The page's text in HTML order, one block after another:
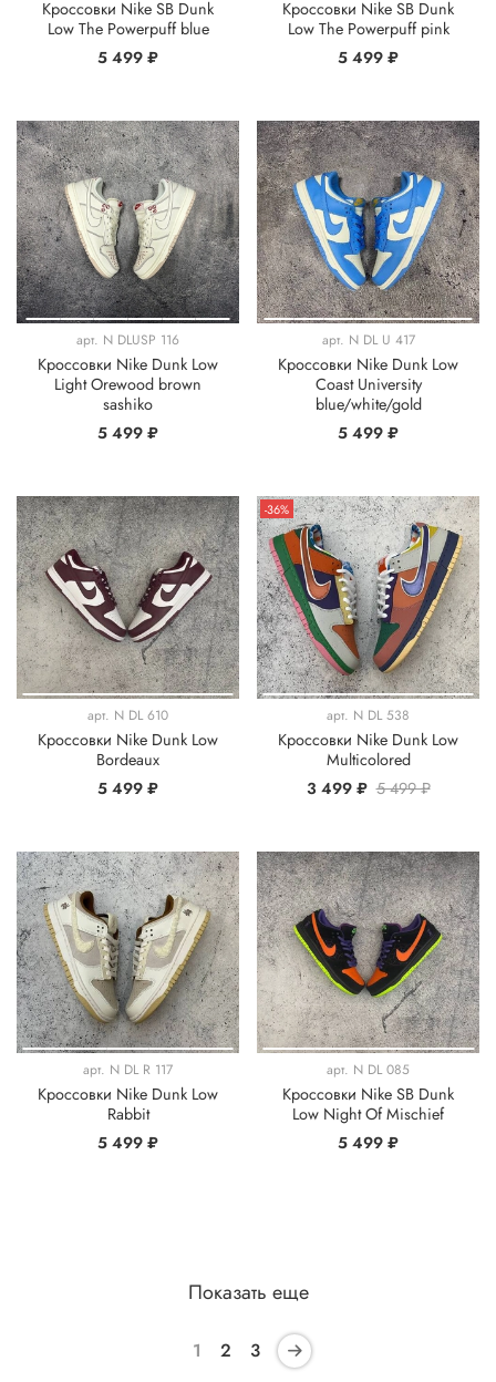
Кроссовки Nike SB Dunk
Low The Powerpuff blue
5 499 ₽
Кроссовки Nike SB Dunk
Low The Powerpuff pink
5 499 ₽
арт. N DLUSP 116
Кроссовки Nike Dunk Low
Light Orewood brown
sashiko
5 499 ₽
арт. N DL U 417
Кроссовки Nike Dunk Low
Coast University
blue/white/gold
5 499 ₽
арт. N DL 610
Кроссовки Nike Dunk Low
Bordeaux
5 499 ₽
-36%
арт. N DL 538
Кроссовки Nike Dunk Low
Multicolored
3 499 ₽ 5 499 ₽
арт. N DL R 117
Кроссовки Nike Dunk Low
Rabbit
5 499 ₽
арт. N DL 085
Кроссовки Nike SB Dunk
Low Night Of Mischief
5 499 ₽
Показать еще
1 2 3